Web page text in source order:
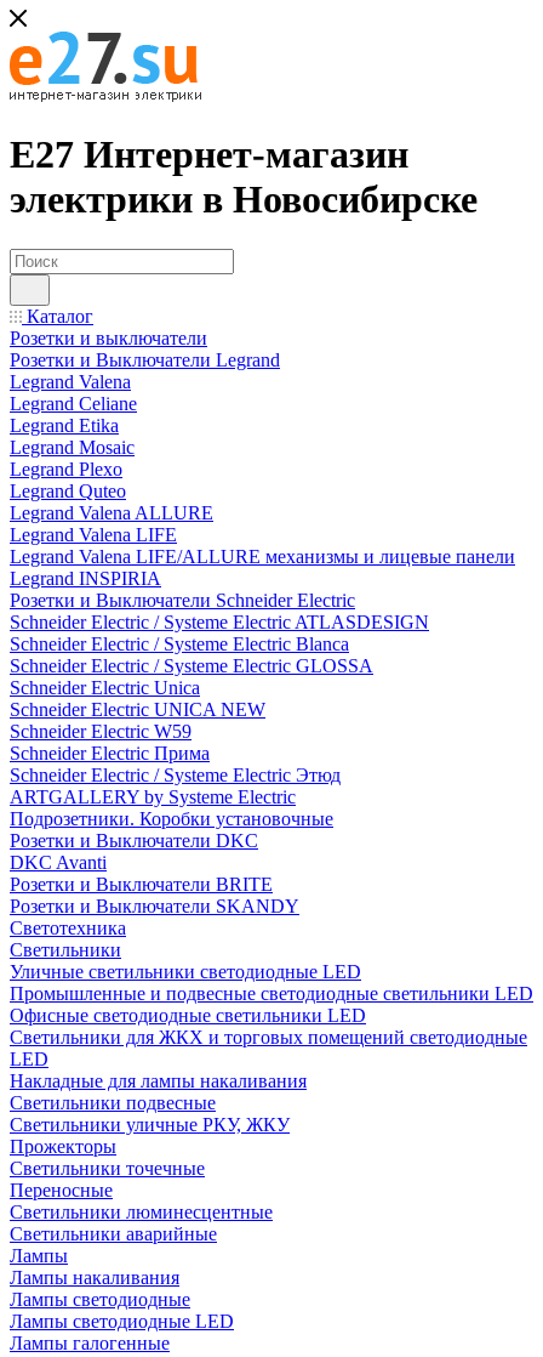
Е27 Интернет-магазин
электрики в Новосибирске
Каталог
Розетки и выключатели
Розетки и Выключатели Legrand
Legrand Valena
Legrand Celiane
Legrand Etika
Legrand Mosaic
Legrand Plexo
Legrand Quteo
Legrand Valena ALLURE
Legrand Valena LIFE
Legrand Valena LIFE/ALLURE механизмы и лицевые панели
Legrand INSPIRIA
Розетки и Выключатели Schneider Electric
Schneider Electric / Systeme Electric ATLASDESIGN
Schneider Electric / Systeme Electric Blanca
Schneider Electric / Systeme Electric GLOSSA
Schneider Electric Unica
Schneider Electric UNICA NEW
Schneider Electric W59
Schneider Electric Прима
Schneider Electric / Systeme Electric Этюд
ARTGALLERY by Systeme Electric
Подрозетники. Коробки установочные
Розетки и Выключатели DKC
DKC Avanti
Розетки и Выключатели BRITE
Розетки и Выключатели SKANDY
Светотехника
Светильники
Уличные светильники светодиодные LED
Промышленные и подвесные светодиодные светильники LED
Офисные светодиодные светильники LED
Светильники для ЖКХ и торговых помещений светодиодные
LED
Накладные для лампы накаливания
Светильники подвесные
Светильники уличные РКУ, ЖКУ
Прожекторы
Cветильники точечные
Переносные
Светильники люминесцентные
Светильники аварийные
Лампы
Лампы накаливания
Лампы светодиодные
Лампы светодиодные LED
Лампы галогенные